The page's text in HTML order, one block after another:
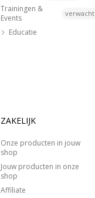
Trainingen &
Events
verwacht
Educatie
ZAKELIJK
Onze producten in jouw
shop
Jouw producten in onze
shop
Affiliate